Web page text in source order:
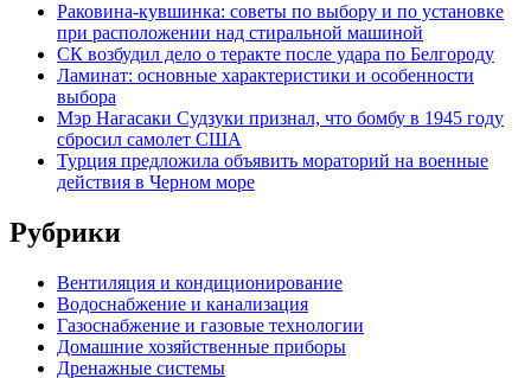
Раковина-кувшинка: советы по выбору и по установке
при расположении над стиральной машиной
СК возбудил дело о теракте после удара по Белгороду
Ламинат: основные характеристики и особенности
выбора
Мэр Нагасаки Судзуки признал, что бомбу в 1945 году
сбросил самолет США
Турция предложила объявить мораторий на военные
действия в Черном море
Рубрики
Вентиляция и кондиционирование
Водоснабжение и канализация
Газоснабжение и газовые технологии
Домашние хозяйственные приборы
Дренажные системы